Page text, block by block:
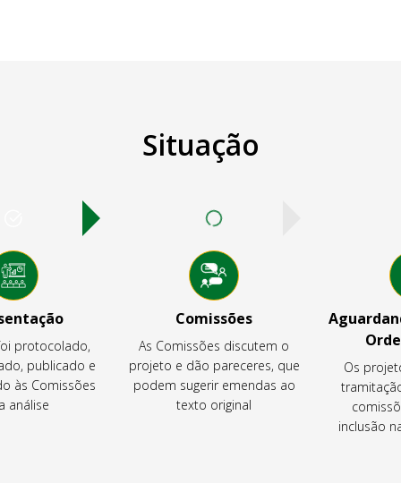
Situação
protocolado,
publicado e
às Comissões
análise
Comissões
As Comissões discutem o
projeto e dão pareceres, que
podem sugerir emendas ao
texto original
Os
inclusão